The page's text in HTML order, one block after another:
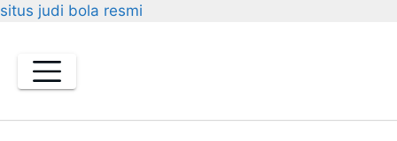
situs judi bola resmi
content